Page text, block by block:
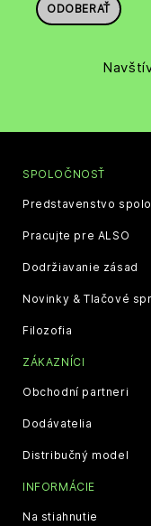
ODOBERAŤ
SPOLOČNOSŤ
Predstavenstvo
Pracujte pre ALSO
Dodržiavanie zásad
Novinky & Tlačové
Filozofia
ZÁKAZNÍCI
Obchodní partneri
Dodávatelia
Distribučný model
INFORMÁCIE
Na stiahnutie